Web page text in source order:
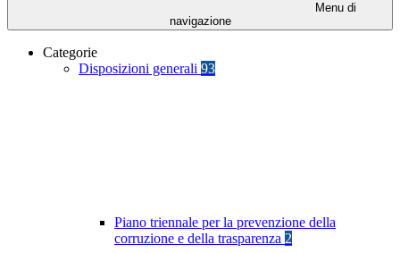
Menu di
navigazione
Categorie
Disposizioni generali 93
Piano triennale per la prevenzione della
corruzione e della trasparenza 2